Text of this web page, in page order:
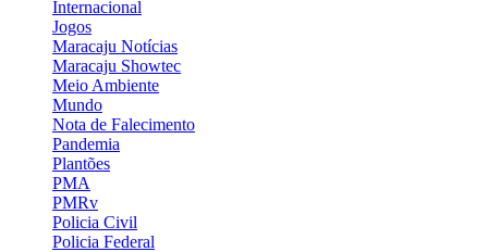
Internacional
Jogos
Maracaju Notícias
Maracaju Showtec
Meio Ambiente
Mundo
Nota de Falecimento
Pandemia
Plantões
PMA
PMRv
Policia Civil
Policia Federal